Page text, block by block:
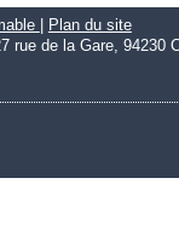
Plan du site
rue de la Gare, 94230